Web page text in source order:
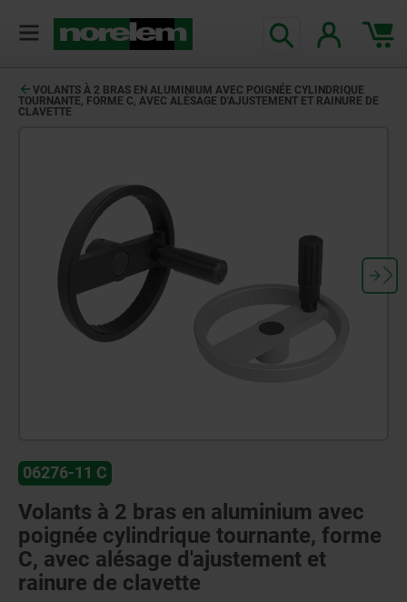
VOLANTS À 2 BRAS EN ALUMINIUM AVEC POIGNÉE CYLINDRIQUE
TOURNANTE, FORME C, AVEC ALÉSAGE D'AJUSTEMENT ET RAINURE DE
CLAVETTE
06276-11 C
Volants à 2 bras en aluminium avec
poignée cylindrique tournante, forme
C, avec alésage d'ajustement et
rainure de clavette